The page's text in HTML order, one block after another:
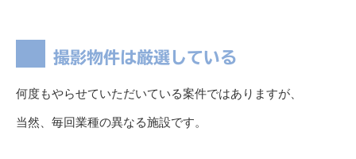
撮影物件は厳選している
何度もやらせていただいている案件ではありますが、
当然、毎回業種の異なる施設です。